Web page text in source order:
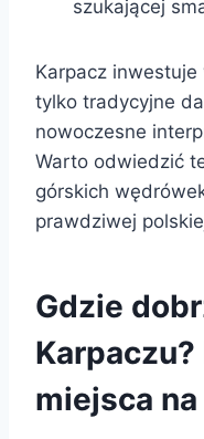
szukającej
Karpacz
tylko tradycyjne
nowoczesne
Warto odwiedzić
górskich
prawdziwej
Gdzie
miejsca